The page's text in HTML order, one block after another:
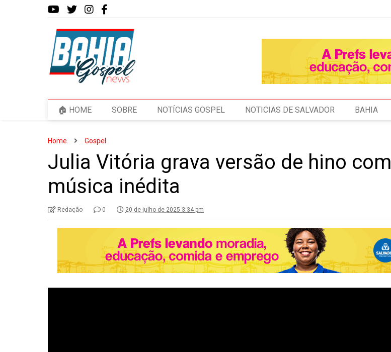
🏠 HOME SOBRE NOTÍCIAS GOSPEL NOTICIAS DE SALVADOR BAHIA
Home Gospel
Julia Vitória grava versão de hino com
música inédita
Redação 0 20 de julho de 2025 3:34 pm